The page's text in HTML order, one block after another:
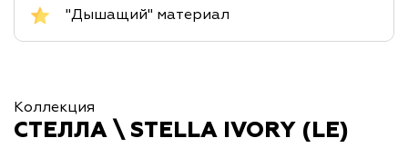
"Дышащий" материал
Коллекция
СТЕЛЛА \ STELLA IVORY (LE)